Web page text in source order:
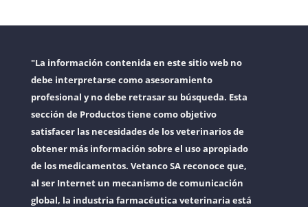
"La información contenida en este sitio web no
debe interpretarse como asesoramiento
profesional y no debe retrasar su búsqueda. Esta
sección de Productos tiene como objetivo
satisfacer las necesidades de los veterinarios de
obtener más información sobre el uso apropiado
de los medicamentos. Vetanco SA reconoce que,
al ser Internet un mecanismo de comunicación
global, la industria farmacéutica veterinaria está